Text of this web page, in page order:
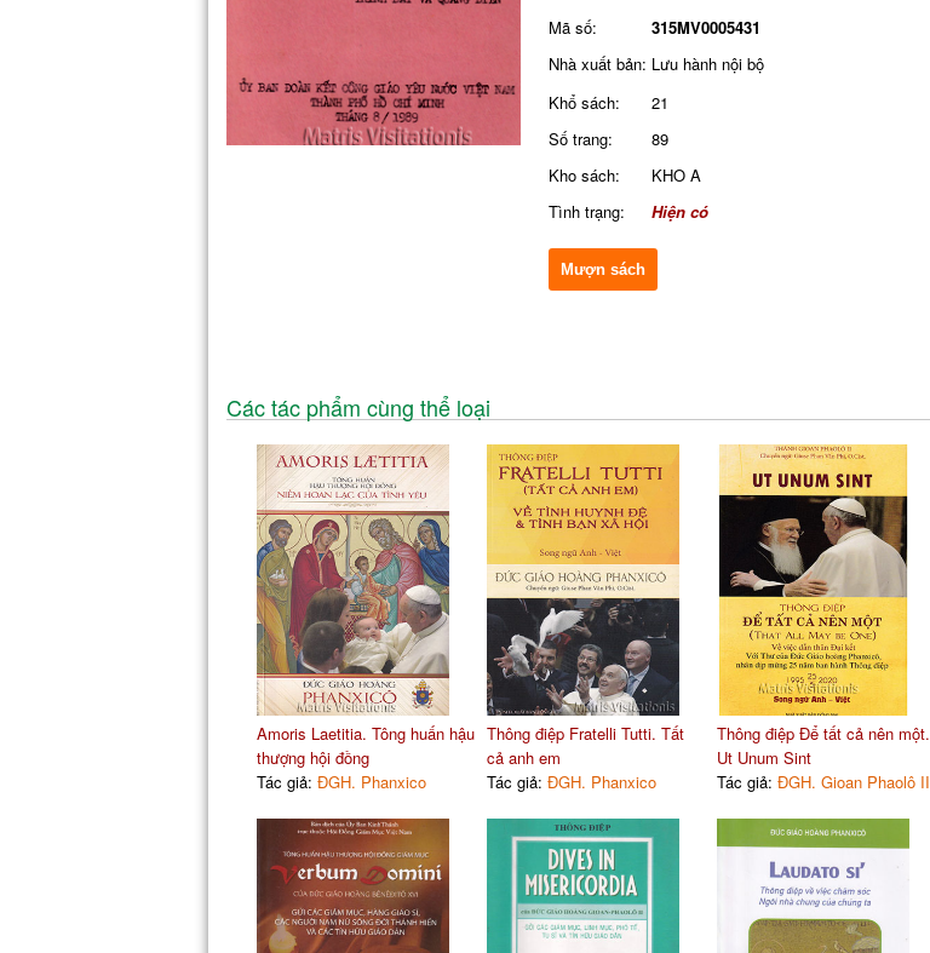
Mã số:
315MV0005431
Nhà xuất bản: Lưu hành nội bộ
Khổ sách:
21
Số trang:
89
Kho sách:
KHO A
Tình trạng:
Hiện có
Mượn sách
Các tác phẩm cùng thể loại
Amoris Laetitia. Tông huấn hậu
thượng hội đồng
Tác giả: ĐGH. Phanxico
Thông điệp Fratelli Tutti. Tất
cả anh em
Tác giả: ĐGH. Phanxico
Thông điệp Để tất cả nên một.
Ut Unum Sint
Tác giả: ĐGH. Gioan Phaolô II